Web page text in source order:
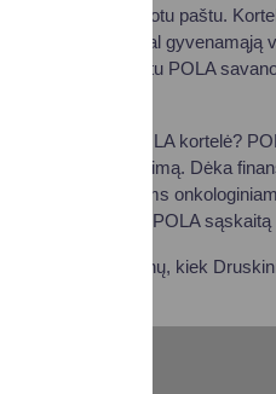
išsiunčiama registruotu paštu.
ambasadoriumi pagal
618 13644. Šiuo metu POLA
Kiek laiko galioja POLA kortelė?
POLA kortelės galiojimą. Dėka
mus besikreipiantiems
atliekant pavedimą į POLA
Galbūt turite duomenų, kiek